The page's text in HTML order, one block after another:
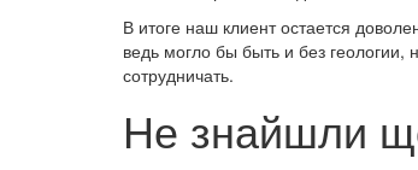
В итоге наш клиент остается
ведь могло бы быть и без
сотрудничать.
Не знайшли